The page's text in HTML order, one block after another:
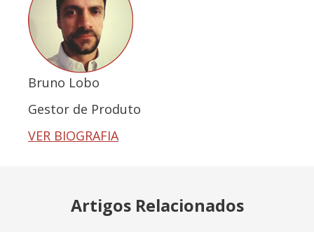
Bruno Lobo
Gestor de Produto
VER BIOGRAFIA
Artigos Relacionados